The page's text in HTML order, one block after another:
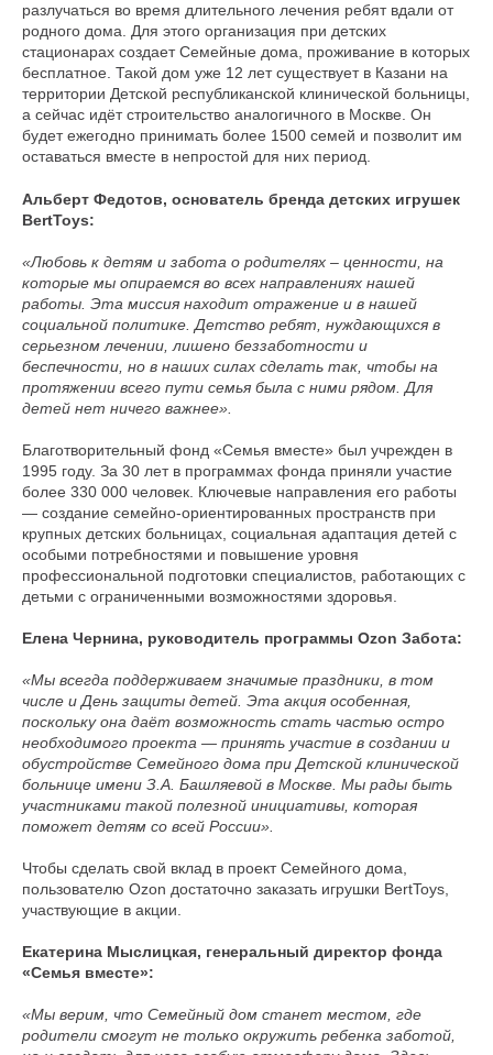
разлучаться во время длительного лечения ребят вдали от
родного дома. Для этого организация при детских
стационарах создает Семейные дома, проживание в которых
бесплатное. Такой дом уже 12 лет существует в Казани на
территории Детской республиканской клинической больницы,
а сейчас идёт строительство аналогичного в Москве. Он
будет ежегодно принимать более 1500 семей и позволит им
оставаться вместе в непростой для них период.
Альберт Федотов, основатель бренда детских игрушек
BertToys:
«Любовь к детям и забота о родителях – ценности, на
которые мы опираемся во всех направлениях нашей
работы. Эта миссия находит отражение и в нашей
социальной политике. Детство ребят, нуждающихся в
серьезном лечении, лишено беззаботности и
беспечности, но в наших силах сделать так, чтобы на
протяжении всего пути семья была с ними рядом. Для
детей нет ничего важнее».
Благотворительный фонд «Семья вместе» был учрежден в
1995 году. За 30 лет в программах фонда приняли участие
более 330 000 человек. Ключевые направления его работы
— создание семейно-ориентированных пространств при
крупных детских больницах, социальная адаптация детей с
особыми потребностями и повышение уровня
профессиональной подготовки специалистов, работающих с
детьми с ограниченными возможностями здоровья.
Елена Чернина, руководитель программы Ozon Забота:
«Мы всегда поддерживаем значимые праздники, в том
числе и День защиты детей. Эта акция особенная,
поскольку она даёт возможность стать частью остро
необходимого проекта — принять участие в создании и
обустройстве Семейного дома при Детской клинической
больнице имени З.А. Башляевой в Москве. Мы рады быть
участниками такой полезной инициативы, которая
поможет детям со всей России».
Чтобы сделать свой вклад в проект Семейного дома,
пользователю Ozon достаточно заказать игрушки BertToys,
участвующие в акции.
Екатерина Мыслицкая, генеральный директор фонда
«Семья вместе»:
«Мы верим, что Семейный дом станет местом, где
родители смогут не только окружить ребенка заботой,
Оплата частями
Оплатите сегодня 25% стоимости покупки
картой любого банка, остальное — тремя
Оплата
сегодня
25%
Через
2 недели
25%
Через
4 недели
25%
Через
6 недель
25%
Как обычная оплата картой
Понятно